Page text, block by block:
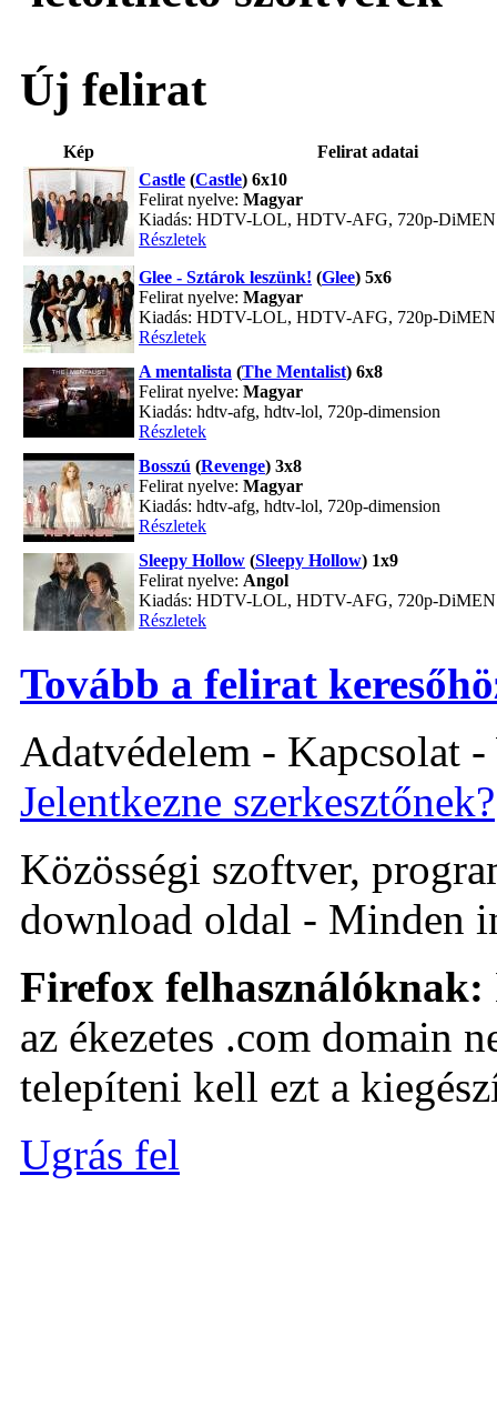
Új felirat
Kép
Felirat adatai
Castle (Castle) 6x10
Felirat nyelve: Magyar
Kiadás: HDTV-LOL, HDTV-AFG, 720p-
Részletek
Glee - Sztárok leszünk! (Glee) 5x6
Felirat nyelve: Magyar
Kiadás: HDTV-LOL, HDTV-AFG, 720p-
Részletek
A mentalista (The Mentalist) 6x8
Felirat nyelve: Magyar
Kiadás: hdtv-afg, hdtv-lol, 720p-dimension
Részletek
Bosszú (Revenge) 3x8
Felirat nyelve: Magyar
Kiadás: hdtv-afg, hdtv-lol, 720p-dimension
Részletek
Sleepy Hollow (Sleepy Hollow) 1x9
Felirat nyelve: Angol
Kiadás: HDTV-LOL, HDTV-AFG, 720p-
Részletek
Tovább a felirat
Adatvédelem - Kapcsolat
Jelentkezne szerkesztőnek?
Közösségi szoftver,
download oldal - Minden
Firefox felhasználóknak:
az ékezetes .com domain
telepíteni kell ezt a
Ugrás fel